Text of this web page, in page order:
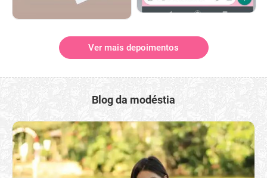
Ver mais depoimentos
Blog da modéstia